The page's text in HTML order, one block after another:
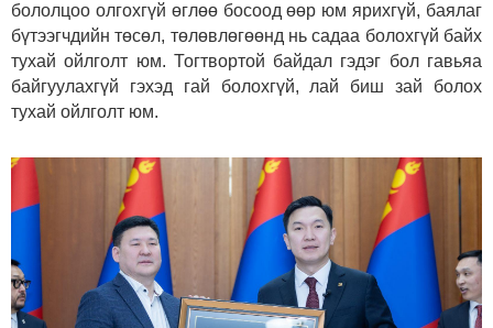
бололцоо олгохгүй өглөө босоод өөр юм ярихгүй, баялаг
бүтээгчдийн төсөл, төлөвлөгөөнд нь садаа болохгүй байх
тухай ойлголт юм. Тогтвортой байдал гэдэг бол гавьяа
байгуулахгүй гэхэд гай болохгүй, лай биш зай болох
тухай ойлголт юм.